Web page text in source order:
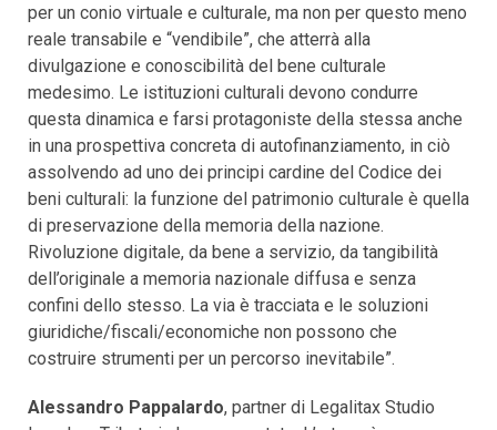
per un conio virtuale e culturale, ma non per questo meno
reale transabile e “vendibile”, che atterrà alla
divulgazione e conoscibilità del bene culturale
medesimo. Le istituzioni culturali devono condurre
questa dinamica e farsi protagoniste della stessa anche
in una prospettiva concreta di autofinanziamento, in ciò
assolvendo ad uno dei principi cardine del Codice dei
beni culturali: la funzione del patrimonio culturale è quella
di preservazione della memoria della nazione.
Rivoluzione digitale, da bene a servizio, da tangibilità
dell’originale a memoria nazionale diffusa e senza
confini dello stesso. La via è tracciata e le soluzioni
giuridiche/fiscali/economiche non possono che
costruire strumenti per un percorso inevitabile”.
Alessandro Pappalardo, partner di Legalitax Studio